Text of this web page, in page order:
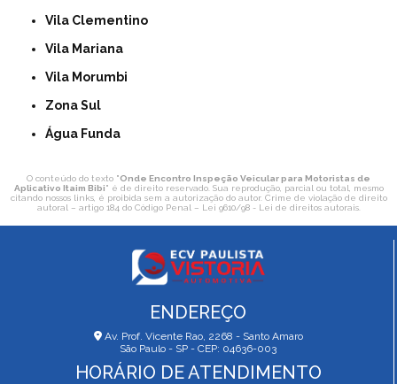
Vila Clementino
Vila Mariana
Vila Morumbi
Zona Sul
Água Funda
O conteúdo do texto "Onde Encontro Inspeção Veicular para Motoristas de
Aplicativo Itaim Bibi" é de direito reservado. Sua reprodução, parcial ou total, mesmo
citando nossos links, é proibida sem a autorização do autor. Crime de violação de direito
autoral – artigo 184 do Código Penal – Lei 9610/98 - Lei de direitos autorais.
ENDEREÇO
Av. Prof. Vicente Rao, 2268 - Santo Amaro
São Paulo - SP - CEP: 04636-003
HORÁRIO DE ATENDIMENTO